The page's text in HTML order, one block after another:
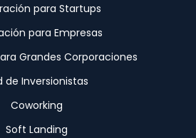
para Startups
para Empresas
Grandes Corporaciones
de Inversionistas
Coworking
Soft Landing